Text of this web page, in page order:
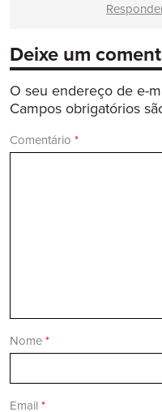
Deixe um
O seu endereço de e-
Campos obrigatórios
Comentário *
Nome *
Email *